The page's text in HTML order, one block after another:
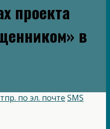
проекта
в
по эл. почте SMS